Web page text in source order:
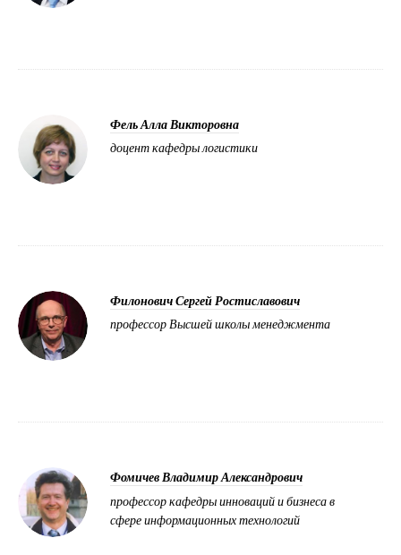
Фель Алла Викторовна
доцент кафедры логистики
Филонович Сергей Ростиславович
профессор Высшей школы менеджмента
Фомичев Владимир Александрович
профессор кафедры инноваций и бизнеса в
сфере информационных технологий